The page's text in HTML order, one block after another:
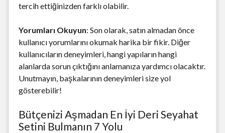
tercih ettiğinizden farklı olabilir.
Yorumları Okuyun: Son olarak, satın almadan önce
kullanıcı yorumlarını okumak harika bir fikir. Diğer
kullanıcıların deneyimleri, hangi yapıların hangi
alanlarda sorun çıktığını anlamanıza yardımcı olacaktır.
Unutmayın, başkalarının deneyimleri size yol
gösterebilir!
Bütçenizi Aşmadan En İyi Deri Seyahat
Setini Bulmanın 7 Yolu